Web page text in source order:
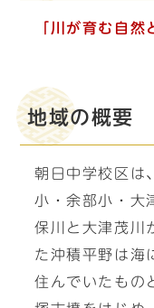
「川が育む自然
地域の概要
朝日中学校区は
小・余部小・大
保川と大津茂川
た沖積平野は海
住んでいたもの